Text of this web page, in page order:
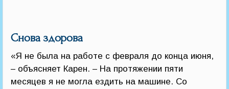
Снова здорова
«Я не была на работе с февраля до конца июня,
– объясняет Карен. – На протяжении пяти
месяцев я не могла ездить на машине. Со